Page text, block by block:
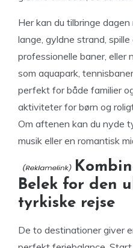
Her kan du tilbringe
lange, gyldne strand,
professionelle baner,
som aquapark,
perfekt for både familier
aktiviteter for børn og
Om aftenen kan du nyde
musik eller en romantisk
Belek for den
tyrkiske rejse
De to destinationer giver